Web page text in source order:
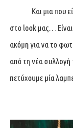
Και μια που
στο look μας…
ακόμη για να το
από τη νέα
πετύχουμε μία